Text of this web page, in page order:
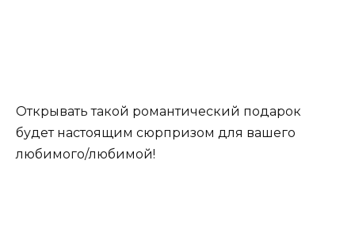
Открывать такой романтический подарок
будет настоящим сюрпризом для вашего
любимого/любимой!